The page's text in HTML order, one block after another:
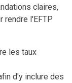
claires,
rendre l'EFTP
les taux
d'y inclure des